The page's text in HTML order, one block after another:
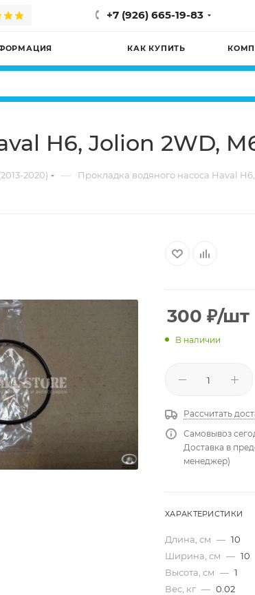
+7 (926) 665-19-83
КАК КУПИТЬ
H6, Jolion 2WD,
2020) — Прокладка водяного насоса Haval
300 ₽/шт
В наличии
Рассчитать
Самовывоз
Доставка в
менеджер)
ХАРАКТЕРИСТИКИ
Длина, см — 10
Ширина, см — 10
Высота, см — 1
Вес, кг — 0.02